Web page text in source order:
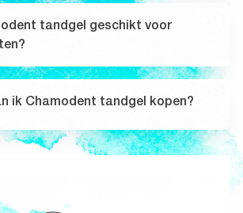
tandgel geschikt voor
ik Chamodent tandgel kopen?